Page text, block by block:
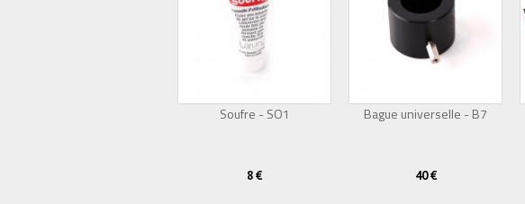
Soufre - SO1
8 €
Bague universelle - B7
40 €